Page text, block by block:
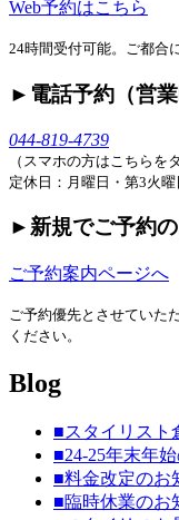
Web予約はこちら
24時間受付可能。ご都合
►︎電話予約（営業
044-819-4739
（スマホの方はこちらを
定休日：月曜日・第3火曜
►︎新規でご予約
ご予約案内ページへ
ご予約優先とさせていた
ください。
Blog
■スタイリスト
■24-25年末年
■料金改定のお
■臨時休業のお